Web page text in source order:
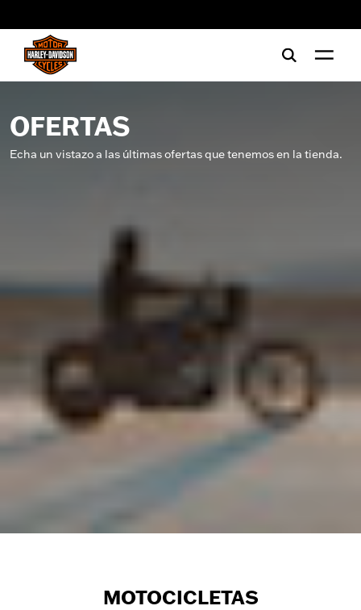
OFERTAS
Echa un vistazo a las últimas ofertas que tenemos en la tienda.
MOTOCICLETAS